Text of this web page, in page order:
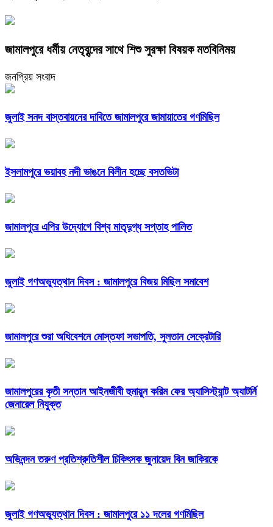
জামালপুরে ধর্মীয় নেতৃবৃন্দের সাথে শিশু সুরক্ষা বিষয়ক মতবিনিময়
জনপ্রিয় সংবাদ
জুলাই সনদ বাস্তবায়নের দাবিতে জামালপুরে জামায়াতের গণমিছিল
ইসলামপুরে ভয়াবহ নদী ভাঙনে বিলীন হচ্ছে বসতভিটা
জামালপুরে এপির উদ্যোগে বিশ্ব মাতৃদুগ্ধ সপ্তাহ পালিত
জুলাই গণঅভ্যুত্থান দিবস : জামালপুরে বিজয় মিছিল সমাবেশ
জামালপুরে শুরা অধিবেশনে মোস্তফা সভাপতি, সুলতান সেক্রেটারি
জামালপুরের কৃতী সন্তান আইনজীবী হুমায়ুন করিম ফের অ্যাসিস্ট্যান্ট অ্যাটর্নি
জেনারেল নিযুক্ত
অভিনন্দন তরুণ প্রতিশ্রুতিশীল চিকিৎসক জুনায়েদ বিন জাকিরকে
জুলাই গণঅভ্যুত্থান দিবস : জামালপুরে ১১ দলের গণমিছিল